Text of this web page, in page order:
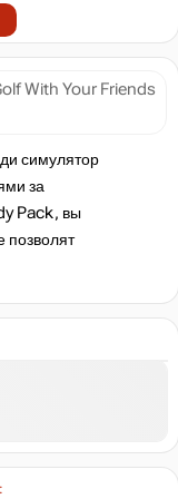
With Your Friends
симулятор
за
Pack, вы
позволят